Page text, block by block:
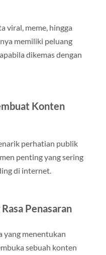
viral, meme, hingga
memiliki peluang
dikemas dengan
Konten
perhatian publik
penting yang sering
di internet.
Penasaran
yang menentukan
sebuah konten